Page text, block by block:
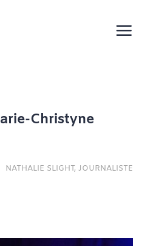
Christyne
NATHALIE SLIGHT, JOURNALISTE